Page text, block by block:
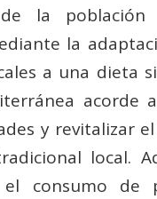
la población
la
a una dieta
acorde
y revitalizar
local.
el consumo de